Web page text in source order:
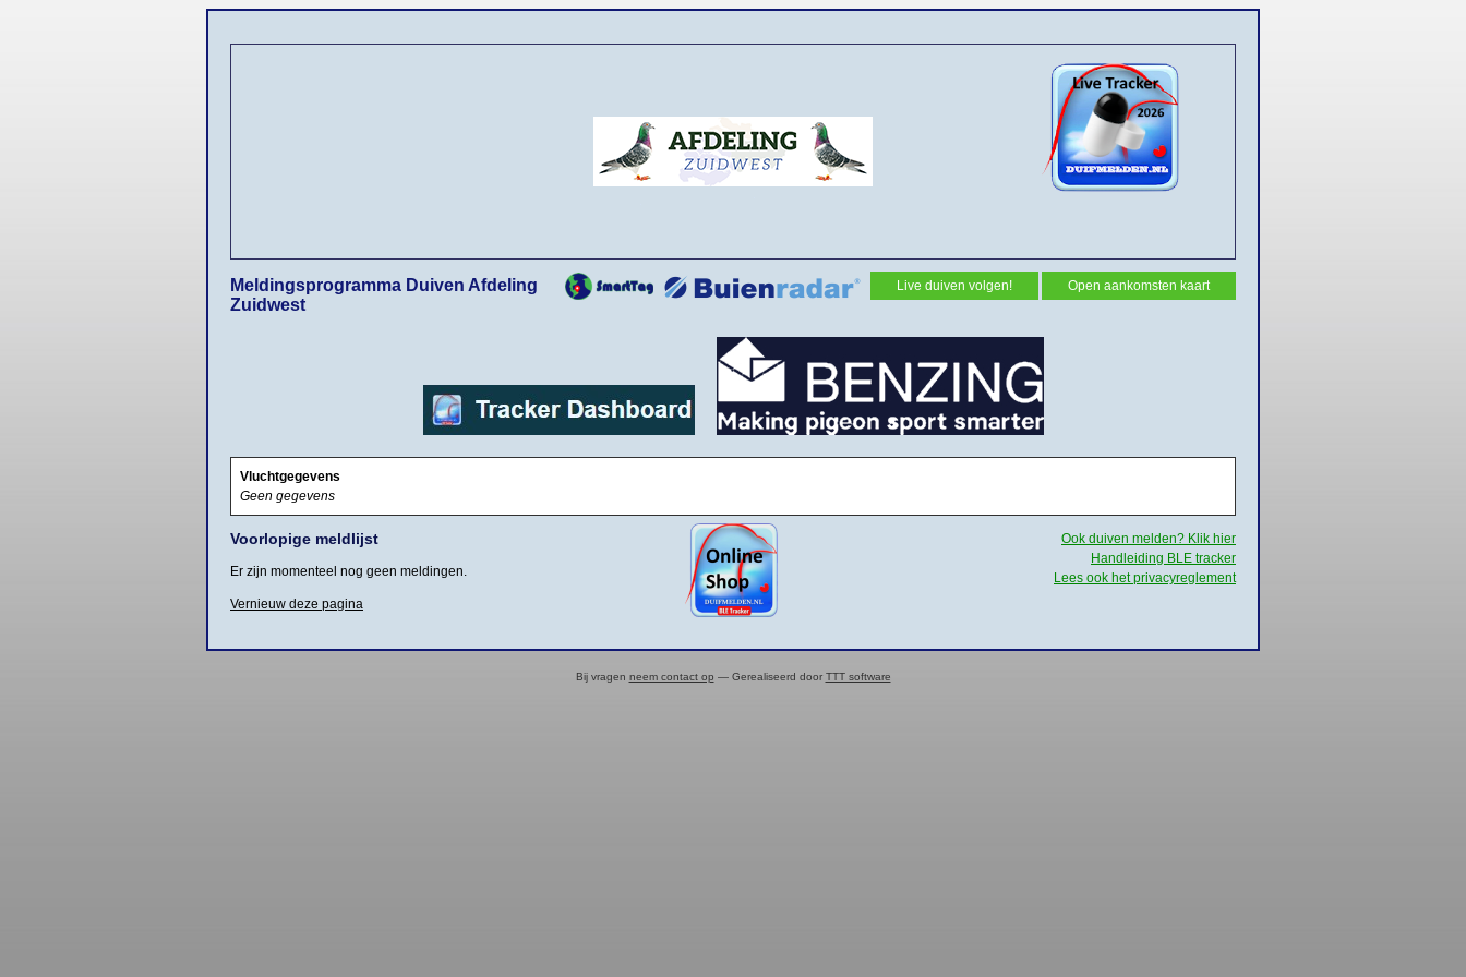
Live duiven volgen! Open aankomsten kaart
Meldingsprogramma Duiven Afdeling
Zuidwest
Vluchtgegevens
Geen gegevens
Ook duiven melden? Klik hier
Handleiding BLE tracker
Lees ook het privacyreglement
Voorlopige meldlijst
Er zijn momenteel nog geen meldingen.
Vernieuw deze pagina
Bij vragen neem contact op — Gerealiseerd door TTT software